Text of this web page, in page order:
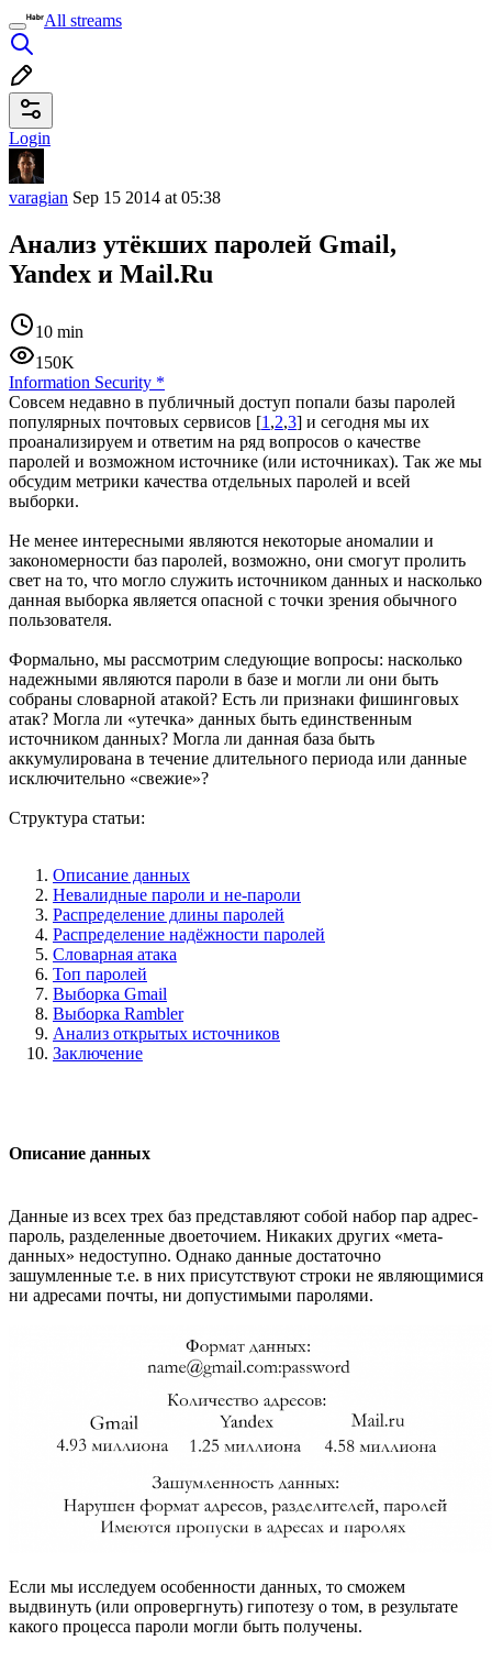
All streams
Login
varagian Sep 15 2014 at 05:38
Анализ утёкших паролей Gmail,
Yandex и Mail.Ru
10 min
150K
Information Security *
Совсем недавно в публичный доступ попали базы паролей
популярных почтовых сервисов [1 ,2,3] и сегодня мы их
проанализируем и ответим на ряд вопросов о качестве
паролей и возможном источнике (или источниках). Так же мы
обсудим метрики качества отдельных паролей и всей
выборки.
Не менее интересными являются некоторые аномалии и
закономерности баз паролей, возможно, они смогут пролить
свет на то, что могло служить источником данных и насколько
данная выборка является опасной с точки зрения обычного
пользователя.
Формально, мы рассмотрим следующие вопросы: насколько
надежными являются пароли в базе и могли ли они быть
собраны словарной атакой? Есть ли признаки фишинговых
атак? Могла ли «утечка» данных быть единственным
источником данных? Могла ли данная база быть
аккумулирована в течение длительного периода или данные
исключительно «свежие»?
Структура статьи:
Описание данных
Невалидные пароли и не-пароли
Распределение длины паролей
Распределение надёжности паролей
Словарная атака
Топ паролей
Выборка Gmail
Выборка Rambler
Анализ открытых источников
Заключение
Описание данных
Данные из всех трех баз представляют собой набор пар адрес-
пароль, разделенные двоеточием. Никаких других «мета-
данных» недоступно. Однако данные достаточно
зашумленные т.е. в них присутствуют строки не являющимися
ни адресами почты, ни допустимыми паролями.
Если мы исследуем особенности данных, то сможем
выдвинуть (или опровергнуть) гипотезу о том, в результате
какого процесса пароли могли быть получены.